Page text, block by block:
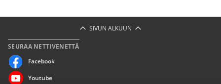
SIVUN ALKUUN
SEURAA NETTIVENETTÄ
Facebook
Youtube